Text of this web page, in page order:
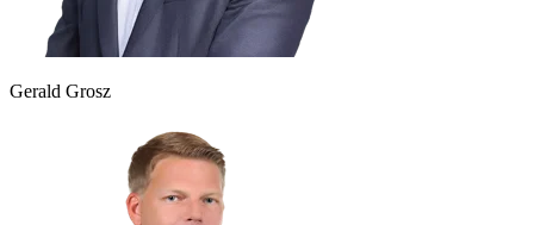
Gerald Grosz